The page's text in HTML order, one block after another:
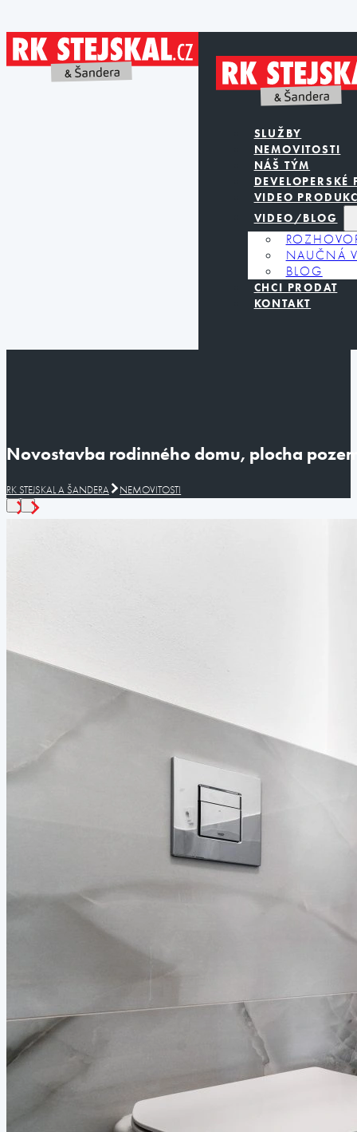
SLUŽBY
NEMOVITOSTI
NÁŠ TÝM
DEVELOPERSKÉ
VIDEO
VIDEO/BLOG
NAUČNÁ
BLOG
CHCI PRODAT
KONTAKT
Novostavba rodinného domu, plocha
RK STEJSKAL A ŠANDERA NEMOVITOSTI